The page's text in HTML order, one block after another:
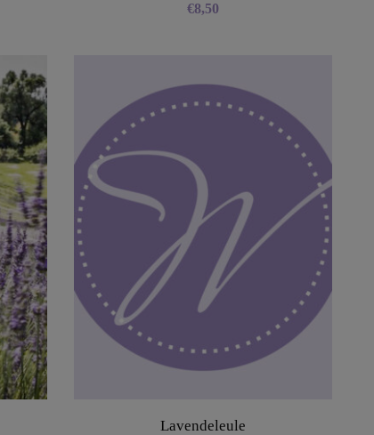
€8,50
Lavendeleule